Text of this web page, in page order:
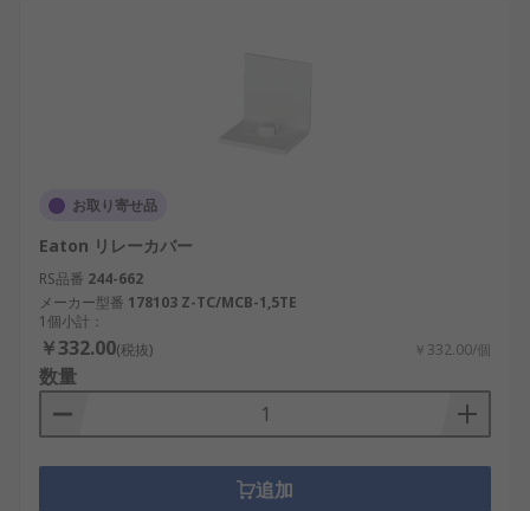
お取り寄せ品
Eaton リレーカバー
RS品番 244-662
メーカー型番 178103 Z-TC/MCB-1,5TE
1個小計：
￥332.00(税抜) ￥332.00/個
数量
追加